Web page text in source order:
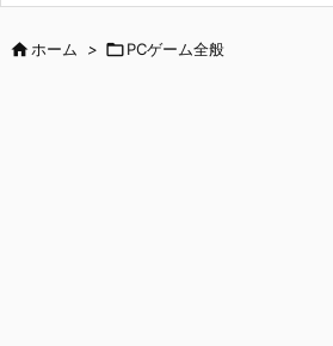
ホーム > PCゲーム全般